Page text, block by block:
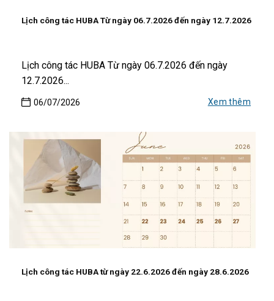
Lịch công tác HUBA Từ ngày 06.7.2026 đến ngày 12.7.2026
06/07/2026
Lịch công tác HUBA Từ ngày 06.7.2026 đến ngày
12.7.2026...
Xem thêm
Lịch công tác HUBA từ ngày 22.6.2026 đến ngày 28.6.2026